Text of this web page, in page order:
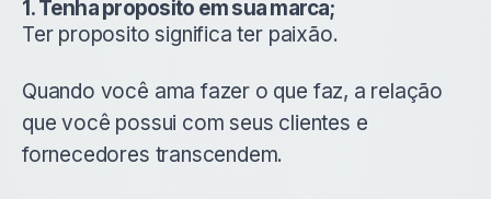
1. Tenha proposito em sua marca;
Ter proposito significa ter paixão.
Quando você ama fazer o que faz, a relação
que você possui com seus clientes e
fornecedores transcendem.